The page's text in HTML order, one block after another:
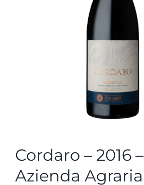
Cordaro – 2016 –
Azienda Agraria